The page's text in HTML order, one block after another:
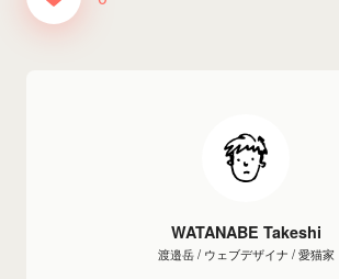
WATANABE Takeshi
渡邉岳 / ウェブデザイナ / 愛猫家